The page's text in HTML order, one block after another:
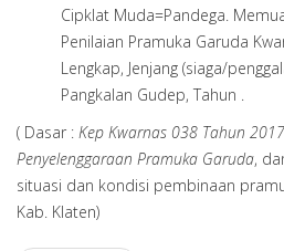
Cipklat Muda=Pandega.
Penilaian Pramuka Garuda
Lengkap, Jenjang (siaga/
Pangkalan Gudep, Tahun .
( Dasar : Kep Kwarnas 038 Tahun
Penyelenggaraan Pramuka Garuda,
situasi dan kondisi pembinaan
Kab. Klaten)